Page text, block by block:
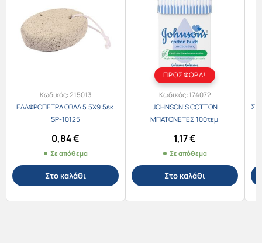
Κωδικός:215013
ΕΛΑΦΡΟΠΕΤΡΑ ΟΒΑΛ 5.5Χ9.5εκ.
SP-10125
0,84€
Σε απόθεμα
Στο καλάθι
ΠΡΟΣΦΟΡΑ!
Κωδικός:174072
JOHNSON’S COTTON
ΜΠΑΤΟΝΕΤΕΣ 100τεμ.
1,17€
Σε απόθεμα
Στο καλάθι